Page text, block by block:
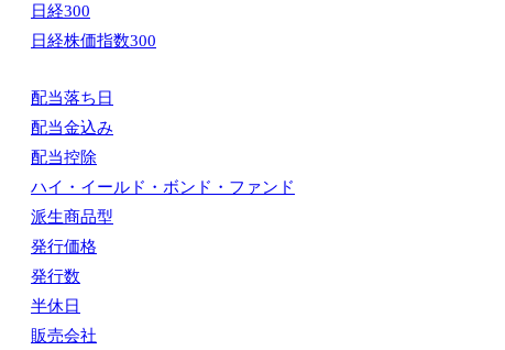
日経300
日経株価指数300
配当落ち日
配当金込み
配当控除
ハイ・イールド・ボンド・ファンド
派生商品型
発行価格
発行数
半休日
販売会社